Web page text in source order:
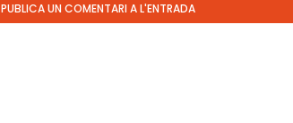
PUBLICA UN COMENTARI A L'ENTRADA